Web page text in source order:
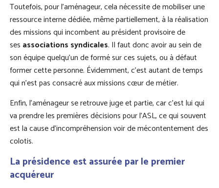
Toutefois, pour l’aménageur, cela nécessite de mobiliser une
ressource interne dédiée, même partiellement, à la réalisation
des missions qui incombent au président provisoire de
ses associations syndicales. Il faut donc avoir au sein de
son équipe quelqu’un de formé sur ces sujets, ou à défaut
former cette personne. Évidemment, c’est autant de temps
qui n’est pas consacré aux missions cœur de métier.
Enfin, l’aménageur se retrouve juge et partie, car c’est lui qui
va prendre les premières décisions pour l’ASL, ce qui souvent
est la cause d’incompréhension voir de mécontentement des
colotis.
La présidence est assurée par le premier
acquéreur